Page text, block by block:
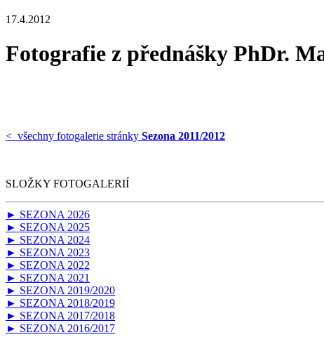
17.4.2012
Fotografie z přednášky PhDr.
< všechny fotogalerie stránky Sezona 2011/2012
SLOŽKY FOTOGALERIÍ
► SEZONA 2026
► SEZONA 2025
► SEZONA 2024
► SEZONA 2023
► SEZONA 2022
► SEZONA 2021
► SEZONA 2019/2020
► SEZONA 2018/2019
► SEZONA 2017/2018
► SEZONA 2016/2017